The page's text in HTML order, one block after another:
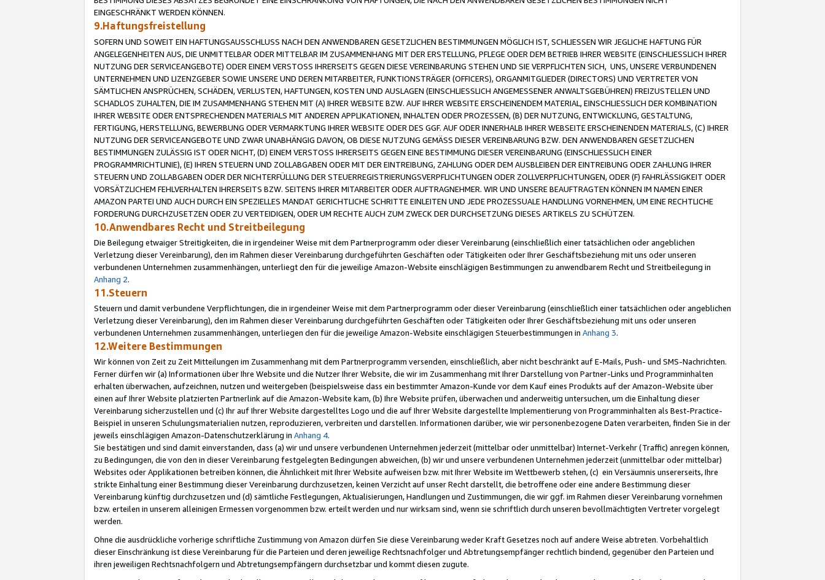
EINGESCHRÄNKT WERDEN KÖNNEN.
9.Haftungsfreistellung
SOFERN UND SOWEIT EIN HAFTUNGSAUSSCHLUSS NACH DEN ANWENDBAREN GESETZLICHEN BESTIMMUNGEN MÖGLICH IST, SCHLIESSEN WIR JEGLICHE HAFTUNG FÜR
ANGELEGENHEITEN AUS, DIE UNMITTELBAR ODER MITTELBAR IM ZUSAMMENHANG MIT DER ERSTELLUNG, PFLEGE ODER DEM BETRIEB IHRER WEBSITE (EINSCHLIESSLICH IHRER
NUTZUNG DER SERVICEANGEBOTE) ODER EINEM VERSTOSS IHRERSEITS GEGEN DIESE VEREINBARUNG STEHEN UND SIE VERPFLICHTEN SICH, UNS, UNSERE VERBUNDENEN
UNTERNEHMEN UND LIZENZGEBER SOWIE UNSERE UND DEREN MITARBEITER, FUNKTIONSTRÄGER (OFFICERS), ORGANMITGLIEDER (DIRECTORS) UND VERTRETER VON
SÄMTLICHEN ANSPRÜCHEN, SCHÄDEN, VERLUSTEN, HAFTUNGEN, KOSTEN UND AUSLAGEN (EINSCHLIESSLICH ANGEMESSENER ANWALTSGEBÜHREN) FREIZUSTELLEN UND
SCHADLOS ZUHALTEN, DIE IM ZUSAMMENHANG STEHEN MIT (A) IHRER WEBSITE BZW. AUF IHRER WEBSITE ERSCHEINENDEM MATERIAL, EINSCHLIESSLICH DER KOMBINATION
IHRER WEBSITE ODER ENTSPRECHENDEN MATERIALS MIT ANDEREN APPLIKATIONEN, INHALTEN ODER PROZESSEN, (B) DER NUTZUNG, ENTWICKLUNG, GESTALTUNG,
FERTIGUNG, HERSTELLUNG, BEWERBUNG ODER VERMARKTUNG IHRER WEBSITE ODER DES GGF. AUF ODER INNERHALB IHRER WEBSEITE ERSCHEINENDEN MATERIALS, (C) IHRER
NUTZUNG DER SERVICEANGEBOTE UND ZWAR UNABHÄNGIG DAVON, OB DIESE NUTZUNG GEMÄSS DIESER VEREINBARUNG BZW. DEN ANWENDBAREN GESETZLICHEN
BESTIMMUNGEN ZULÄSSIG IST ODER NICHT, (D) EINEM VERSTOSS IHRERSEITS GEGEN EINE BESTIMMUNG DIESER VEREINBARUNG (EINSCHLIESSLICH EINER
PROGRAMMRICHTLINIE), (E) IHREN STEUERN UND ZOLLABGABEN ODER MIT DER EINTREIBUNG, ZAHLUNG ODER DEM AUSBLEIBEN DER EINTREIBUNG ODER ZAHLUNG IHRER
STEUERN UND ZOLLABGABEN ODER DER NICHTERFÜLLUNG DER STEUERREGISTRIERUNGSVERPFLICHTUNGEN ODER ZOLLVERPFLICHTUNGEN, ODER (F) FAHRLÄSSIGKEIT ODER
VORSÄTZLICHEM FEHLVERHALTEN IHRERSEITS BZW. SEITENS IHRER MITARBEITER ODER AUFTRAGNEHMER. WIR UND UNSERE BEAUFTRAGTEN KÖNNEN IM NAMEN EINER
AMAZON PARTEI UND AUCH DURCH EIN SPEZIELLES MANDAT GERICHTLICHE SCHRITTE EINLEITEN UND JEDE PROZESSUALE HANDLUNG VORNEHMEN, UM EINE RECHTLICHE
FORDERUNG DURCHZUSETZEN ODER ZU VERTEIDIGEN, ODER UM RECHTE AUCH ZUM ZWECK DER DURCHSETZUNG DIESES ARTIKELS ZU SCHÜTZEN.
10.Anwendbares Recht und Streitbeilegung
Die Beilegung etwaiger Streitigkeiten, die in irgendeiner Weise mit dem Partnerprogramm oder dieser Vereinbarung (einschließlich einer tatsächlichen oder angeblichen
Verletzung dieser Vereinbarung), den im Rahmen dieser Vereinbarung durchgeführten Geschäften oder Tätigkeiten oder Ihrer Geschäftsbeziehung mit uns oder unseren
verbundenen Unternehmen zusammenhängen, unterliegt den für die jeweilige Amazon-Website einschlägigen Bestimmungen zu anwendbarem Recht und Streitbeilegung in
Anhang 2.
11.Steuern
Steuern und damit verbundene Verpflichtungen, die in irgendeiner Weise mit dem Partnerprogramm oder dieser Vereinbarung (einschließlich einer tatsächlichen oder angeblichen
Verletzung dieser Vereinbarung), den im Rahmen dieser Vereinbarung durchgeführten Geschäften oder Tätigkeiten oder Ihrer Geschäftsbeziehung mit uns oder unseren
verbundenen Unternehmen zusammenhängen, unterliegen den für die jeweilige Amazon-Website einschlägigen Steuerbestimmungen in Anhang 3.
12.Weitere Bestimmungen
Wir können von Zeit zu Zeit Mitteilungen im Zusammenhang mit dem Partnerprogramm versenden, einschließlich, aber nicht beschränkt auf E-Mails, Push- und SMS-Nachrichten.
Ferner dürfen wir (a) Informationen über Ihre Website und die Nutzer Ihrer Website, die wir im Zusammenhang mit Ihrer Darstellung von Partner-Links und Programminhalten
erhalten überwachen, aufzeichnen, nutzen und weitergeben (beispielsweise dass ein bestimmter Amazon-Kunde vor dem Kauf eines Produkts auf der Amazon-Website über
einen auf Ihrer Website platzierten Partnerlink auf die Amazon-Website kam, (b) Ihre Website prüfen, überwachen und anderweitig untersuchen, um die Einhaltung dieser
Vereinbarung sicherzustellen und (c) Ihr auf Ihrer Website dargestelltes Logo und die auf Ihrer Website dargestellte Implementierung von Programminhalten als Best-Practice-
Beispiel in unseren Schulungsmaterialien nutzen, reproduzieren, verbreiten und darstellen. Informationen darüber, wie wir personenbezogene Daten verarbeiten, finden Sie in der
jeweils einschlägigen Amazon-Datenschutzerklärung in Anhang 4.
Sie bestätigen und sind damit einverstanden, dass (a) wir und unsere verbundenen Unternehmen jederzeit (mittelbar oder unmittelbar) Internet-Verkehr (Traffic) anregen können,
zu Bedingungen, die von den in dieser Vereinbarung festgelegten Bedingungen abweichen, (b) wir und unsere verbundenen Unternehmen jederzeit (unmittelbar oder mittelbar)
Websites oder Applikationen betreiben können, die Ähnlichkeit mit Ihrer Website aufweisen bzw. mit Ihrer Website im Wettbewerb stehen, (c) ein Versäumnis unsererseits, Ihre
strikte Einhaltung einer Bestimmung dieser Vereinbarung durchzusetzen, keinen Verzicht auf unser Recht darstellt, die betroffene oder eine andere Bestimmung dieser
Vereinbarung künftig durchzusetzen und (d) sämtliche Festlegungen, Aktualisierungen, Handlungen und Zustimmungen, die wir ggf. im Rahmen dieser Vereinbarung vornehmen
bzw. erteilen in unserem alleinigen Ermessen vorgenommen bzw. erteilt werden und nur wirksam sind, wenn sie schriftlich durch unseren bevollmächtigten Vertreter vorgelegt
werden.
Ohne die ausdrückliche vorherige schriftliche Zustimmung von Amazon dürfen Sie diese Vereinbarung weder Kraft Gesetzes noch auf andere Weise abtreten. Vorbehaltlich
dieser Einschränkung ist diese Vereinbarung für die Parteien und deren jeweilige Rechtsnachfolger und Abtretungsempfänger rechtlich bindend, gegenüber den Parteien und
ihren jeweiligen Rechtsnachfolgern und Abtretungsempfängern durchsetzbar und kommt diesen zugute.